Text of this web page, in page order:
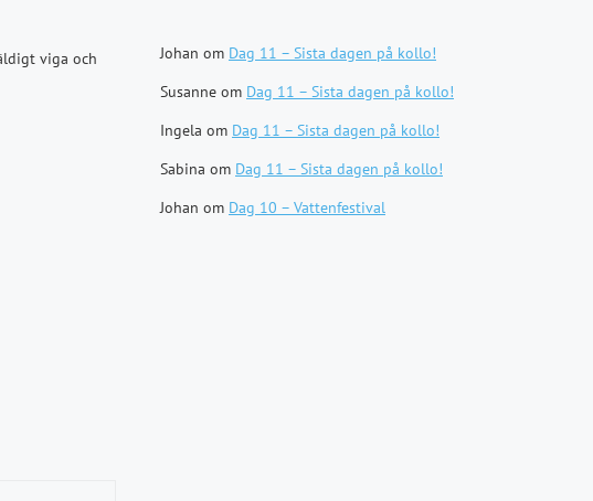
viga och
Johan om Dag 11 – Sista dagen på kollo!
Susanne om Dag 11 – Sista dagen på kollo!
Ingela om Dag 11 – Sista dagen på kollo!
Sabina om Dag 11 – Sista dagen på kollo!
Johan om Dag 10 – Vattenfestival